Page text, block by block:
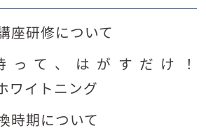
座研修について
って、はがすだけ！
ワイトニング
時期について